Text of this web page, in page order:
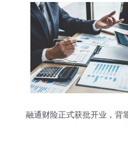
融通财险正式获批开业，背